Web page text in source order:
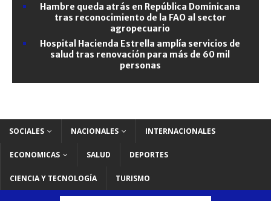
Hambre queda atrás en República Dominicana
tras reconocimiento de la FAO al sector
agropecuario
Hospital Hacienda Estrella amplía servicios de
salud tras renovación para más de 60 mil
personas
SOCIALES NACIONALES INTERNACIONALES
ECONOMICAS SALUD DEPORTES
CIENCIA Y TECNOLOGÍA TURISMO